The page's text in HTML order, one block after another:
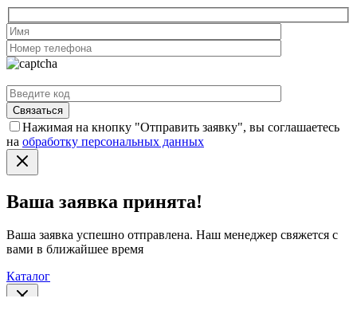
Нажимая на кнопку "Отправить заявку", вы соглашаетесь
на обработку персональных данных
Ваша заявка принята!
Ваша заявка успешно отправлена. Наш менеджер свяжется с
вами в ближайшее время
Каталог